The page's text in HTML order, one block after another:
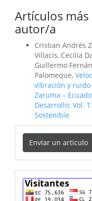
Artículos
autor/a
Cristian Andrés
Villacís, Cecilia
Guillermo
Palomeque,
vibración y
Zaruma –
Desarrollo: Vol.
Sostenible
Enviar
un
artículo
Enviar un artículo
cuenta